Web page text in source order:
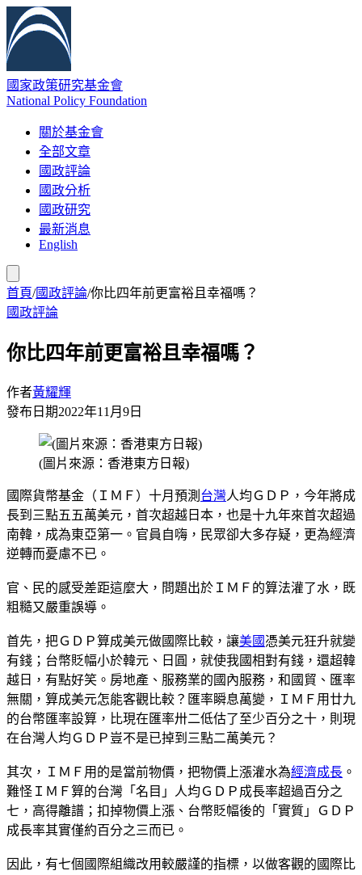
國家政策研究基金會
National Policy Foundation
關於基金會
全部文章
國政評論
國政分析
國政研究
最新消息
English
首頁/國政評論/你比四年前更富裕且幸福嗎？
國政評論
你比四年前更富裕且幸福嗎？
作者黃耀輝
發布日期2022年11月9日
(圖片來源：香港東方日報)
國際貨幣基金（ＩＭＦ）十月預測 台灣人均ＧＤＰ，今年將成
長到三點五五萬美元，首次超越日本，也是十九年來首次超過
南韓，成為東亞第一。官員自嗨，民眾卻大多存疑，更為經濟
逆轉而憂慮不已。
官、民的感受差距這麼大，問題出於ＩＭＦ的算法灌了水，既
粗糙又嚴重誤導。
首先，把ＧＤＰ算成美元做國際比較，讓美國 憑美元狂升就變
有錢；台幣貶幅小於韓元、日圓，就使我國相對有錢，還超韓
越日，有點好笑。房地產、服務業的國內服務，和國貿、匯率
無關，算成美元怎能客觀比較？匯率瞬息萬變，ＩＭＦ用廿九
的台幣匯率設算，比現在匯率卅二低估了至少百分之十，則現
在台灣人均ＧＤＰ豈不是已掉到三點二萬美元？
其次，ＩＭＦ用的是當前物價，把物價上漲灌水為經濟成長 。
難怪ＩＭＦ算的台灣「名目」人均ＧＤＰ成長率超過百分之
七，高得離譜；扣掉物價上漲、台幣貶幅後的「實質」ＧＤＰ
成長率其實僅約百分之三而已。
因此，有七個國際組織改用較嚴謹的指標，以做客觀的國際比